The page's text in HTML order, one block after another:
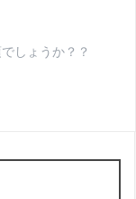
しょうか？？